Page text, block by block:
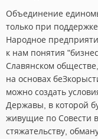
Объединение
только при
Народное
к нам понятия
Славянском
на основах
можно создать
Державы, в которой
живущие по Совести
стяжательству,